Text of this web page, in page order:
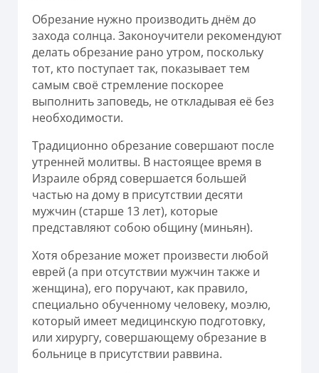
Обрезание нужно производить днём до
захода солнца. Законоучители рекомендуют
делать обрезание рано утром, поскольку
тот, кто поступает так, показывает тем
самым своё стремление поскорее
выполнить заповедь, не откладывая её без
необходимости.
Традиционно обрезание совершают после
утренней молитвы. В настоящее время в
Израиле обряд совершается большей
частью на дому в присутствии десяти
мужчин (старше 13 лет), которые
представляют собою общину (миньян).
Хотя обрезание может произвести любой
еврей (а при отсутствии мужчин также и
женщина), его поручают, как правило,
специально обученному человеку, моэлю,
который имеет медицинскую подготовку,
или хирургу, совершающему обрезание в
больнице в присутствии раввина.